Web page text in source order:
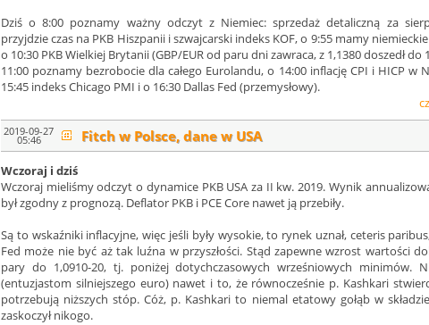
Dziś o 8:00 poznamy ważny odczyt z Niemiec: sprzedaż detaliczną za
przyjdzie czas na PKB Hiszpanii i szwajcarski indeks KOF, o 9:55 mamy
o 10:30 PKB Wielkiej Brytanii (GBP/EUR od paru dni zawraca, z 1,1380 doszedł do
11:00 poznamy bezrobocie dla całego Eurolandu, o 14:00 inflację CPI i HICP w
15:45 indeks Chicago PMI i o 16:30 Dallas Fed (przemysłowy).
2019-09-27
05:46 Fitch w Polsce, dane w USA
Wczoraj i dziś
Wczoraj mieliśmy odczyt o dynamice PKB USA za II kw. 2019. Wynik
był zgodny z prognozą. Deflator PKB i PCE Core nawet ją przebiły.
Są to wskaźniki inflacyjne, więc jeśli były wysokie, to rynek uznał, ceteris
Fed może nie być aż tak luźna w przyszłości. Stąd zapewne wzrost wartości
pary do 1,0910-20, tj. poniżej dotychczasowych wrześniowych minimów.
(entuzjastom silniejszego euro) nawet i to, że równocześnie p. Kashkari
potrzebują niższych stóp. Cóż, p. Kashkari to niemal etatowy gołąb w
zaskoczył nikogo.